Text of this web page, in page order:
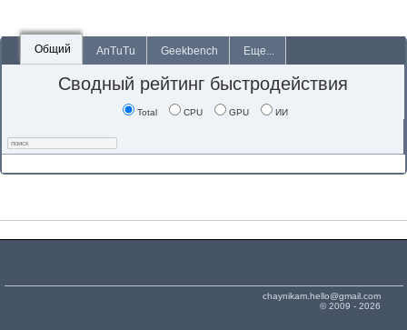
Общий AnTuTu Geekbench Еще...
Сводный рейтинг быстродействия
Total CPU GPU ИИ
chaynikam.hello@gmail.com
© 2009 - 2026